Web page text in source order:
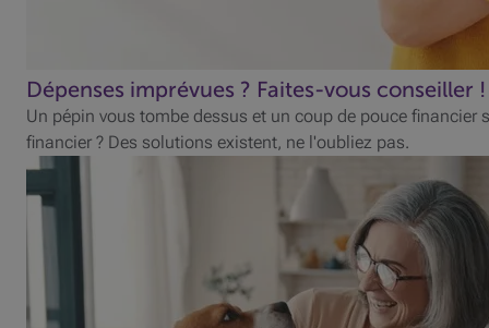
Dépenses imprévues ? Faites-vous conseiller !
Un pépin vous tombe dessus et un coup de pouce
financier ? Des solutions existent, ne l'oubliez pas.